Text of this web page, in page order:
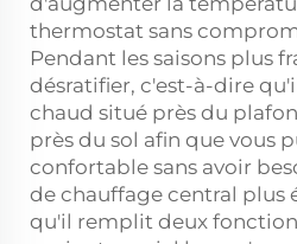
thermostat sans
Pendant les saisons plus
désratifier, c'est-à-dire
chaud situé près du
près du sol afin que vous
confortable sans avoir
de chauffage central plus
qu'il remplit deux